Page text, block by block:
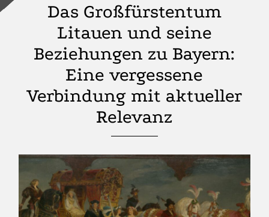
Das Großfürstentum
Litauen und seine
Beziehungen zu Bayern:
Eine vergessene
Verbindung mit aktueller
Relevanz